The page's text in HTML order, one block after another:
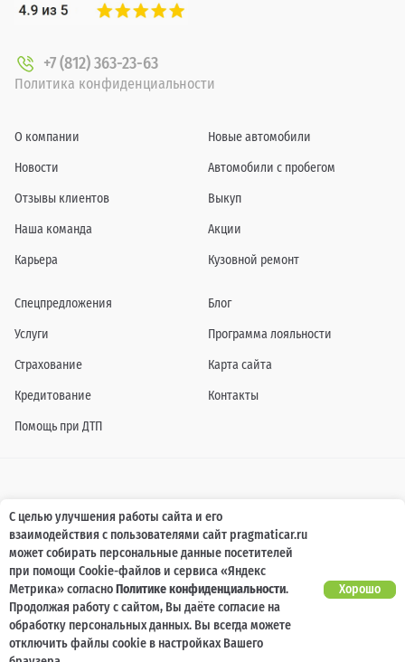
+7 (812) 363-23-63
Политика конфиденциальности
О компании
Новости
Отзывы клиентов
Наша команда
Карьера
Новые автомобили
Автомобили с пробегом
Выкуп
Акции
Кузовной ремонт
Спецпредложения
Услуги
Страхование
Кредитование
Помощь при ДТП
Блог
Программа лояльности
Карта сайта
Контакты
Информация о технических характеристиках, составе комплектаций, цветовой
гамме и стоимости автомобилей, а также действующих акциях, сроках и условиях
их проведения, указанных на сайте www.pragmaticar.ru, носит информационный
характер и ни при каких условиях не является публичной офертой,
определяемой положениями пунктом 2 статьи 437 Гражданского кодекса
Российской Федерации. Для получения подробной информации обращайтесь к
специалистам нашей компании.
© ПРАГМАТИКА, 2026
С целью улучшения работы сайта и его
взаимодействия с пользователями сайт pragmaticar.ru
может собирать персональные данные посетителей
при помощи Cookie-файлов и сервиса «Яндекс
Метрика» согласноПолитике конфиденциальности.
Продолжая работу с сайтом, Вы даёте согласие на
обработку персональных данных. Вы всегда можете
отключить файлы cookie в настройках Вашего
Хорошо